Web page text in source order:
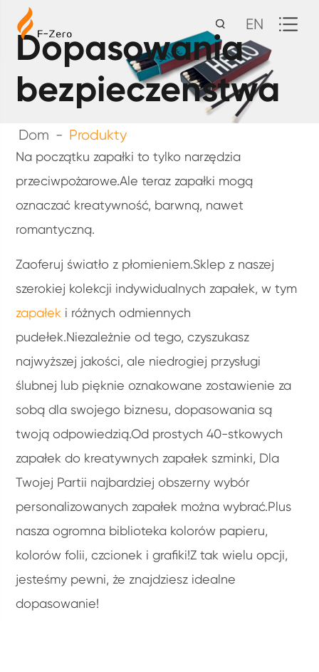
EN
Dopasowania
bezpieczeństwa
Dom Produkty
Na początku zapałki to tylko narzędzia
przeciwpożarowe.Ale teraz zapałki mogą
oznaczać kreatywność, barwną, nawet
romantyczną.
Zaoferuj światło z płomieniem.Sklep z naszej
szerokiej kolekcji indywidualnych zapałek, w tym
zapałek i różnych odmiennych
pudełek.Niezależnie od tego, czyszukasz
najwyższej jakości, ale niedrogiej przysługi
ślubnej lub pięknie oznakowane zostawienie za
sobą dla swojego biznesu, dopasowania są
twoją odpowiedzią.Od prostych 40-stkowych
zapałek do kreatywnych zapałek szminki, Dla
Twojej Partii najbardziej obszerny wybór
personalizowanych zapałek można wybrać.Plus
nasza ogromna biblioteka kolorów papieru,
kolorów folii, czcionek i grafiki!Z tak wielu opcji,
jesteśmy pewni, że znajdziesz idealne
dopasowanie!